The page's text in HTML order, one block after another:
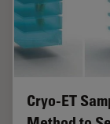
Cryo-ET